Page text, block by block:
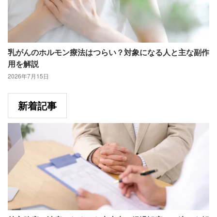
乳がんのホルモン療法はつらい？対象になる人と主な副作
用を解説
2026年7月15日
新着記事